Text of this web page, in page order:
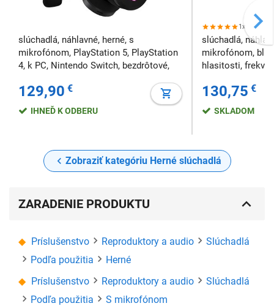
slúchadlá, náhlavné, herné, s
mikrofónom, PlayStation 5, PlayStation
4, k PC, Nintendo Switch, bezdrôtové,
129,90 €
IHNEĎ K ODBERU
1x
slúchadlá,
mikrofónom,
hlasitosti,
130,75 €
SKLADOM
Zobraziť kategóriu Herné slúchadlá
ZARADENIE PRODUKTU
Príslušenstvo Reproduktory a audio
Slúchadlá
Podľa použitia
Herné
Príslušenstvo
Reproduktory a audio
Slúchadlá
Podľa použitia
S mikrofónom